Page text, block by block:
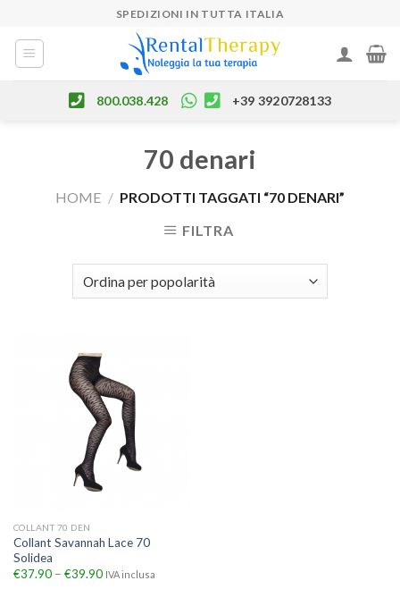
content
SPEDIZIONI IN TUTTA ITALIA
800.038.428 +39 3920728133
70 denari
HOME / PRODOTTI TAGGATI “70 DENARI”
FILTRA
COLLANT 70 DEN
Collant Savannah Lace 70
Solidea
€37.90– €39.90 IVA inclusa